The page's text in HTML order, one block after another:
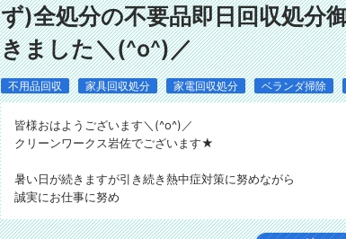
ず)全処分の不要品即日回収処分
きました＼(^o^)／
不用品回収 家具回収処分 家電回収処分 ベランダ掃除
皆様おはようございます＼(^o^)／
クリーンワークス岩佐でございます★
暑い日が続きますが引き続き熱中症対策に努めながら
誠実にお仕事に努め